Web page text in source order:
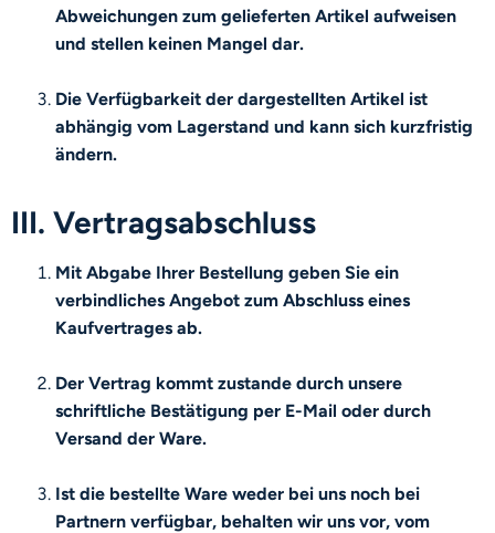
Abweichungen zum gelieferten Artikel aufweisen
und stellen keinen Mangel dar.
Die Verfügbarkeit der dargestellten Artikel ist
abhängig vom Lagerstand und kann sich kurzfristig
ändern.
III. Vertragsabschluss
Mit Abgabe Ihrer Bestellung geben Sie ein
verbindliches Angebot zum Abschluss eines
Kaufvertrages ab.
Der Vertrag kommt zustande durch unsere
schriftliche Bestätigung per E-Mail oder durch
Versand der Ware.
Ist die bestellte Ware weder bei uns noch bei
Partnern verfügbar, behalten wir uns vor, vom